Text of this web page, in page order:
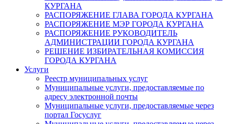
КУРГАНА
РАСПОРЯЖЕНИЕ ГЛАВА ГОРОДА КУРГАНА
РАСПОРЯЖЕНИЕ МЭР ГОРОДА КУРГАНА
РАСПОРЯЖЕНИЕ РУКОВОДИТЕЛЬ
АДМИНИСТРАЦИИ ГОРОДА КУРГАНА
РЕШЕНИЕ ИЗБИРАТЕЛЬНАЯ КОМИССИЯ
ГОРОДА КУРГАНА
Услуги
Реестр муниципальных услуг
Муниципальные услуги, предоставляемые по
адресу электронной почты
Муниципальные услуги, предоставляемые через
портал Госуслуг